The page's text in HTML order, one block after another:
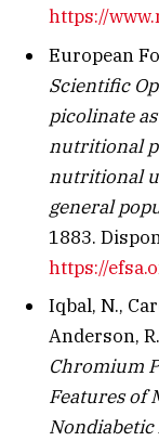
https://
European
Scientific
picolinate
nutritional
nutritional
general
1883.
https://
Iqbal, N.,
Anderson,
Chromium
Features of